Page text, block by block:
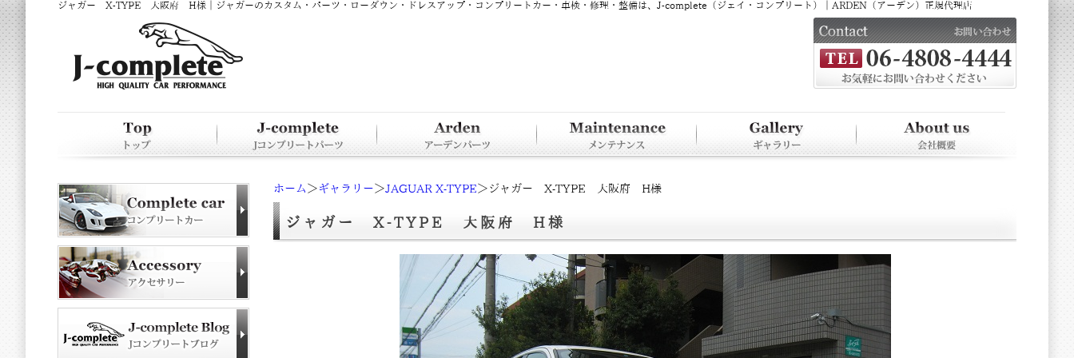
ジャガー X-TYPE 大阪府 H様 ジャガーのカスタム・パーツ・ローダウン・ドレスアップ・コンプリートカー・車検・修理・整備は、J-complete（ジェイ・コンプリート）｜ARDEN（アーデン）正規代理店
ホーム ＞ギャラリー ＞JAGUAR X-TYPE ＞ジャガー X-TYPE 大阪府 H様
ジャガー X-TYPE 大阪府 H様